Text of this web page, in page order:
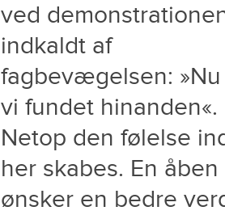
ved
indkaldt af
fagbevægelsen:
vi fundet hinanden«.
Netop den følelse
her skabes. En
ønsker en bedre